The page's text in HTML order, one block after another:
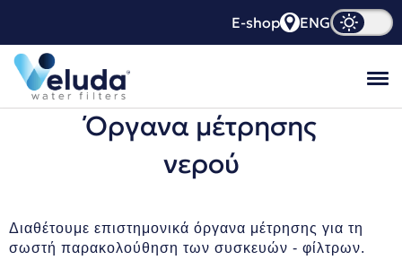
E-shop ENG
Εταιρεία
Προϊόντα
Horeca
Όργανα μέτρησης
νερού
Διαθέτουμε επιστημονικά όργανα μέτρησης για τη
σωστή παρακολούθηση των συσκευών - φίλτρων.